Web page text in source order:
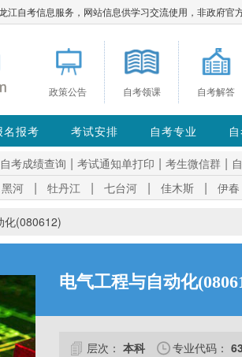
江自考信息服务，网站信息供学习交流使用，非政府官
政策公告 自考领课 自考解答
名报考 考试安排 自考专业
自考成绩查询 | 考试通知单打印 | 考生微信群 |
黑河 | 牡丹江 | 七台河 | 佳木斯 | 伊春
化(080612)
电气工程与自动化
层次： 本科 专业代码：